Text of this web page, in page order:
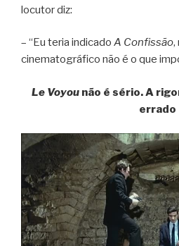
locutor diz:
– “Eu teria indicado A Confissão,
cinematográfico não é o que
Le Voyounão é sério. A
errado